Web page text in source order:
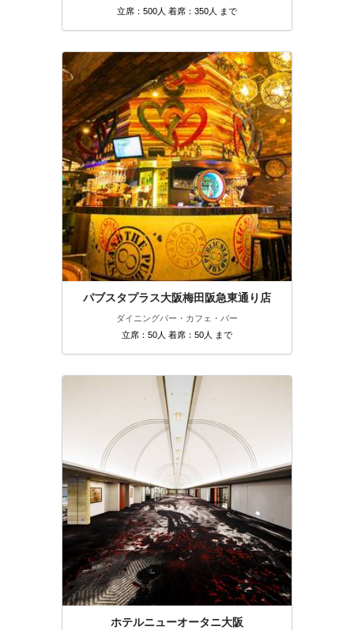
立席：500人 着席：350人 まで
パブスタプラス大阪梅田阪急東通り店
ダイニングバー・カフェ・バー
立席：50人 着席：50人 まで
ホテルニューオータニ大阪